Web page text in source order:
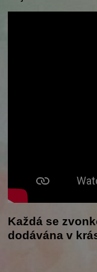
Každá se
dodávána v